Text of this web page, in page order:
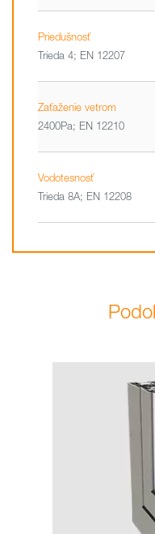
Priedušnosť
Trieda 4; EN 12207
Zaťaženie vetrom
2400Pa; EN 12210
Vodotesnosť
Trieda 8A; EN 12208